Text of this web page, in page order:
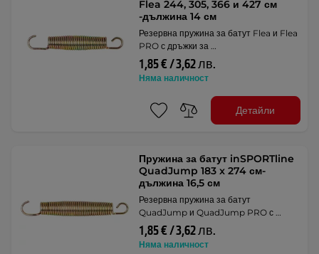
Flea 244, 305, 366 и 427 см
-дължина 14 см
Резервна пружина за батут Flea и Flea
PRO с дръжки за …
1,85 € / 3,62 лв.
Няма наличност
Детайли
Пружина за батут inSPORTline
QuadJump 183 x 274 см-
дължина 16,5 см
Резервна пружина за батут
QuadJump и QuadJump PRO с …
1,85 € / 3,62 лв.
Няма наличност